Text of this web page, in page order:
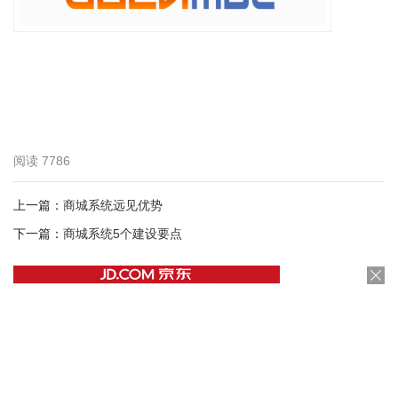
阅读 7786
上一篇： 商城系统远见优势
下一篇： 商城系统5个建设要点